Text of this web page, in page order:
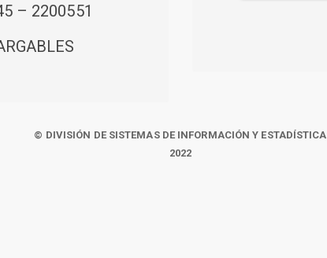
– 2200551
© DIVISIÓN DE SISTEMAS DE INFORMACIÓN Y ESTADÍSTICA
2022